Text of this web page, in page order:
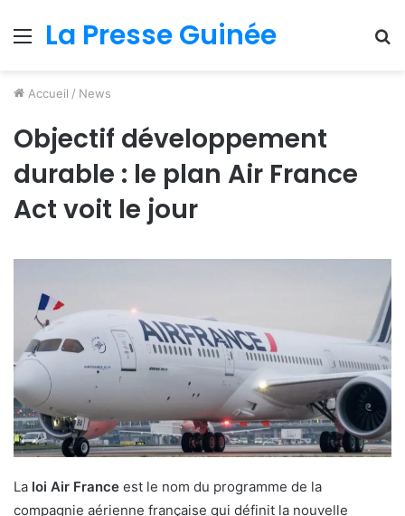
Menu
La Presse Guinée
Accueil / News
Objectif développement
durable : le plan Air France
Act voit le jour
La loi Air France est le nom du programme de la
compagnie aérienne française qui définit la nouvelle